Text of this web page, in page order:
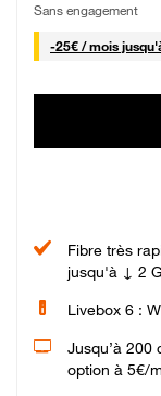
Sans engagement
-25€ / mois25 €
Fibre très
jusqu'à ↓ 2
Livebox 6 :
Jusqu’à 200
option à 5€/